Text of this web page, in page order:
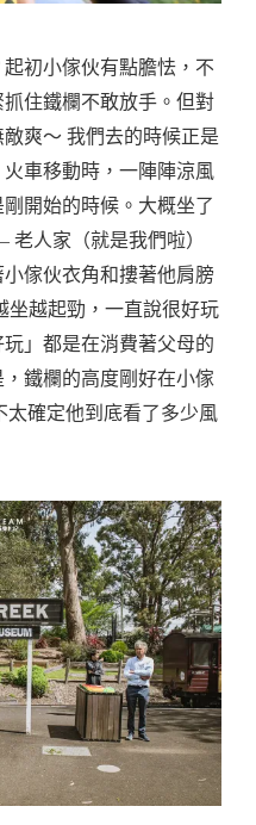
初小傢伙有點膽怯，不
住鐵欄不敢放手。但對
爽～ 我們去的時候正是
車移動時，一陣陣涼風
開始的時候。大概坐了
人家（就是我們啦）
傢伙衣角和摟著他肩膀
坐越起勁，一直說很好玩
玩」都是在消費著父母的
鐵欄的高度剛好在小傢
太確定他到底看了多少風